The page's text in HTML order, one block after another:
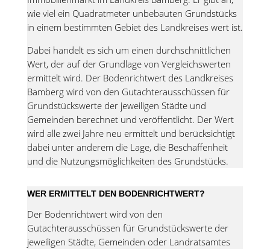
wie viel ein Quadratmeter unbebauten Grundstücks
in einem bestimmten Gebiet des Landkreises wert ist.
Dabei handelt es sich um einen durchschnittlichen
Wert, der auf der Grundlage von Vergleichswerten
ermittelt wird. Der Bodenrichtwert des Landkreises
Bamberg wird von den Gutachterausschüssen für
Grundstückswerte der jeweiligen Städte und
Gemeinden berechnet und veröffentlicht. Der Wert
wird alle zwei Jahre neu ermittelt und berücksichtigt
dabei unter anderem die Lage, die Beschaffenheit
und die Nutzungsmöglichkeiten des Grundstücks.
WER ERMITTELT DEN BODENRICHTWERT?
Der Bodenrichtwert wird von den
Gutachterausschüssen für Grundstückswerte der
jeweiligen Städte, Gemeinden oder Landratsamtes